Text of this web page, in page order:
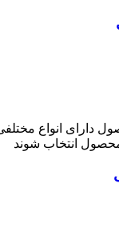
دارای انواع
انتخاب شوند